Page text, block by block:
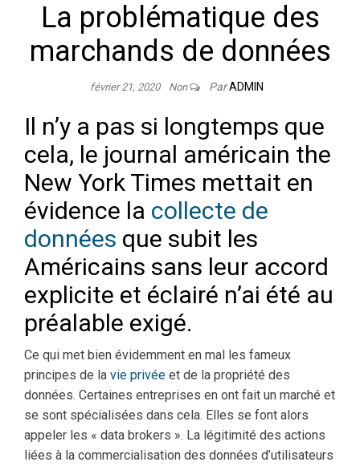
La problématique des
marchands de données
février 21, 2020 Non ParADMIN
Il n’y a pas si longtemps que
cela, le journal américain the
New York Times mettait en
évidence la collecte de
données que subit les
Américains sans leur accord
explicite et éclairé n’ai été au
préalable exigé.
Ce qui met bien évidemment en mal les fameux
principes de la vie privée et de la propriété des
données. Certaines entreprises en ont fait un marché et
se sont spécialisées dans cela. Elles se font alors
appeler les « data brokers ». La légitimité des actions
liées à la commercialisation des données d’utilisateurs